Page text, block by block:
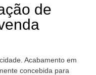
de
Acabamento em
concebida para